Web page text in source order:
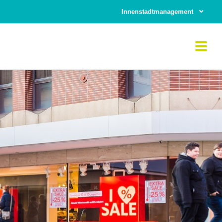
Innenstadtmanagement